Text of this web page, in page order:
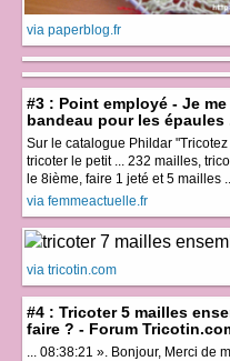
via paperblog.fr
#3 : Point employé - Je
bandeau pour les épaules
Sur le catalogue Phildar
tricoter le petit ... 232 mailles,
le 8ième, faire 1 jeté et 5 mailles
via femmeactuelle.fr
via tricotin.com
#4 : Tricoter 5 mailles
faire ? - Forum
... 08:38:21 ». Bonjour, Merci de